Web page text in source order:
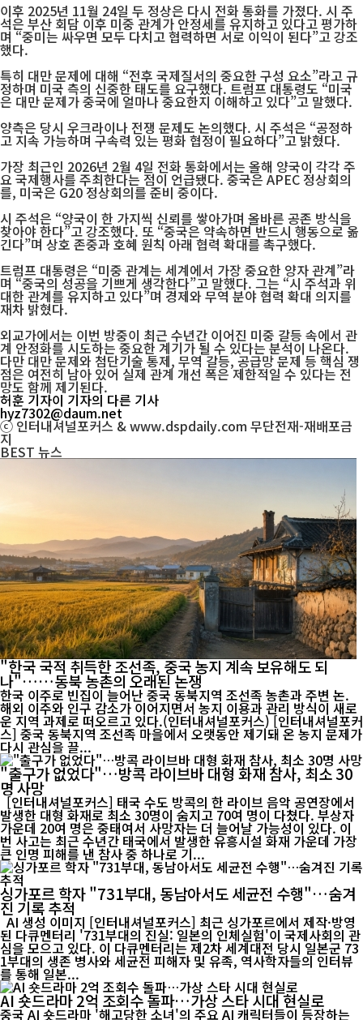
이후 2025년 11월 24일 두 정상은 다시 전화 통화를 가졌다. 시 주
석은 부산 회담 이후 미중 관계가 안정세를 유지하고 있다고 평가하
며 “중미는 싸우면 모두 다치고 협력하면 서로 이익이 된다”고 강조
했다.
특히 대만 문제에 대해 “전후 국제질서의 중요한 구성 요소”라고 규
정하며 미국 측의 신중한 태도를 요구했다. 트럼프 대통령도 “미국
은 대만 문제가 중국에 얼마나 중요한지 이해하고 있다”고 말했다.
양측은 당시 우크라이나 전쟁 문제도 논의했다. 시 주석은 “공정하
고 지속 가능하며 구속력 있는 평화 협정이 필요하다”고 밝혔다.
가장 최근인 2026년 2월 4일 전화 통화에서는 올해 양국이 각각 주
요 국제행사를 주최한다는 점이 언급됐다. 중국은 APEC 정상회의
를, 미국은 G20 정상회의를 준비 중이다.
시 주석은 “양국이 한 가지씩 신뢰를 쌓아가며 올바른 공존 방식을
찾아야 한다”고 강조했다. 또 “중국은 약속하면 반드시 행동으로 옮
긴다”며 상호 존중과 호혜 원칙 아래 협력 확대를 촉구했다.
트럼프 대통령은 “미중 관계는 세계에서 가장 중요한 양자 관계”라
며 “중국의 성공을 기쁘게 생각한다”고 말했다. 그는 “시 주석과 위
대한 관계를 유지하고 있다”며 경제와 무역 분야 협력 확대 의지를
재차 밝혔다.
외교가에서는 이번 방중이 최근 수년간 이어진 미중 갈등 속에서 관
계 안정화를 시도하는 중요한 계기가 될 수 있다는 분석이 나온다.
다만 대만 문제와 첨단기술 통제, 무역 갈등, 공급망 문제 등 핵심 쟁
점은 여전히 남아 있어 실제 관계 개선 폭은 제한적일 수 있다는 전
망도 함께 제기된다.
허훈 기자이 기자의 다른 기사
hyz7302@daum.net
ⓒ 인터내셔널포커스 & www.dspdaily.com 무단전재-재배포금
지
BEST 뉴스
"한국 국적 취득한 조선족, 중국 농지 계속 보유해도 되
나"……동북 농촌의 오래된 논쟁
한국 이주로 빈집이 늘어난 중국 동북지역 조선족 농촌과 주변 논.
해외 이주와 인구 감소가 이어지면서 농지 이용과 관리 방식이 새로
운 지역 과제로 떠오르고 있다.(인터내셔널포커스) [인터내셔널포커
스] 중국 동북지역 조선족 마을에서 오랫동안 제기돼 온 농지 문제가
다시 관심을 끌...
"출구가 없었다"…방콕 라이브바 대형 화재 참사, 최소 30
명 사망
[인터내셔널포커스] 태국 수도 방콕의 한 라이브 음악 공연장에서
발생한 대형 화재로 최소 30명이 숨지고 70여 명이 다쳤다. 부상자
가운데 20여 명은 중태여서 사망자는 더 늘어날 가능성이 있다. 이
번 사고는 최근 수년간 태국에서 발생한 유흥시설 화재 가운데 가장
큰 인명 피해를 낸 참사 중 하나로 기...
싱가포르 학자 "731부대, 동남아서도 세균전 수행"…숨겨
진 기록 추적
AI 생성 이미지 [인터내셔널포커스] 최근 싱가포르에서 제작·방영
된 다큐멘터리 '731부대의 진실: 일본의 인체실험'이 국제사회의 관
심을 모으고 있다. 이 다큐멘터리는 제2차 세계대전 당시 일본군 73
1부대의 생존 병사와 세균전 피해자 및 유족, 역사학자들의 인터뷰
를 통해 일본...
AI 숏드라마 2억 조회수 돌파…가상 스타 시대 현실로
중국 AI 숏드라마 '해고당한 소녀'의 주요 AI 캐릭터들이 등장하는